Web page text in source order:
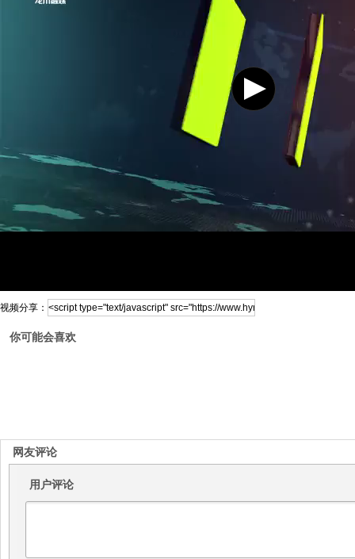
视频分享：
你可能会喜欢
网友评论
用户评论